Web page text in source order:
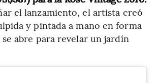
el lanzamiento, el artista creó
y pintada a mano en forma
abre para revelar un jardín